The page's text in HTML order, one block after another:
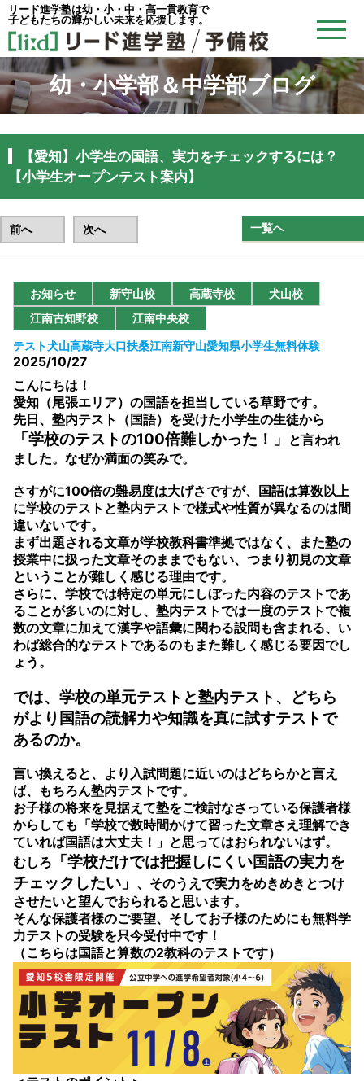
リード進学塾は幼・小・中・高一貫教育で
子どもたちの輝かしい未来を応援します。
幼・小学部＆中学部ブログ
【愛知】小学生の国語、実力をチェックするには？
【小学生オープンテスト案内】
前へ 次へ 一覧へ
お知らせ 新守山校 高蔵寺校
犬山校
江南古知野校
江南中央校
テスト犬山高蔵寺大口扶桑江南新守山愛知県小学生無料体験
2025/10/27
こんにちは！
愛知（尾張エリア）の国語を担当している草野です。
先日、塾内テスト（国語）を受けた小学生の生徒から
「学校のテストの100倍難しかった！」
と言われ
ました。 なぜか満面の笑みで。
さすがに100倍の難易度は大げさですが、国語は算数以上
に学校のテストと塾内テストで様式や性質が異なるのは間
違いないです。
まず出題される文章が学校教科書準拠ではなく、また塾の
授業中に扱った文章そのままでもない、つまり初見の文章
ということが難しく感じる理由です。
さらに、学校では特定の単元にしぼった内容のテストであ
ることが多いのに対し、塾内テストでは一度のテストで複
数の文章に加えて漢字や語彙に関わる設問も含まれる、い
わば総合的なテストであるのもまた難しく感じる要因でし
ょう。
では、学校の単元テストと塾内テスト、どちら
がより国語の読解力や知識を真に試すテストで
あるのか。
言い換えると、より入試問題に近いのはどちらかと言え
ば、もちろん塾内テストです。
お子様の将来を見据えて塾をご検討なさっている保護者様
からしても「学校で数時間かけて習った文章さえ理解でき
ていれば国語は大丈夫！」と思ってはおられないはず。
むしろ
「学校だけでは把握しにくい国語の実力を
チェックしたい」 、そのうえで実力をめきめきとつけ
させたいと望んでおられると思います。
そんな保護者様のご要望、そしてお子様のためにも無料学
力テストの受験を只今受付中です！
（こちらは国語と算数の2教科のテストです）